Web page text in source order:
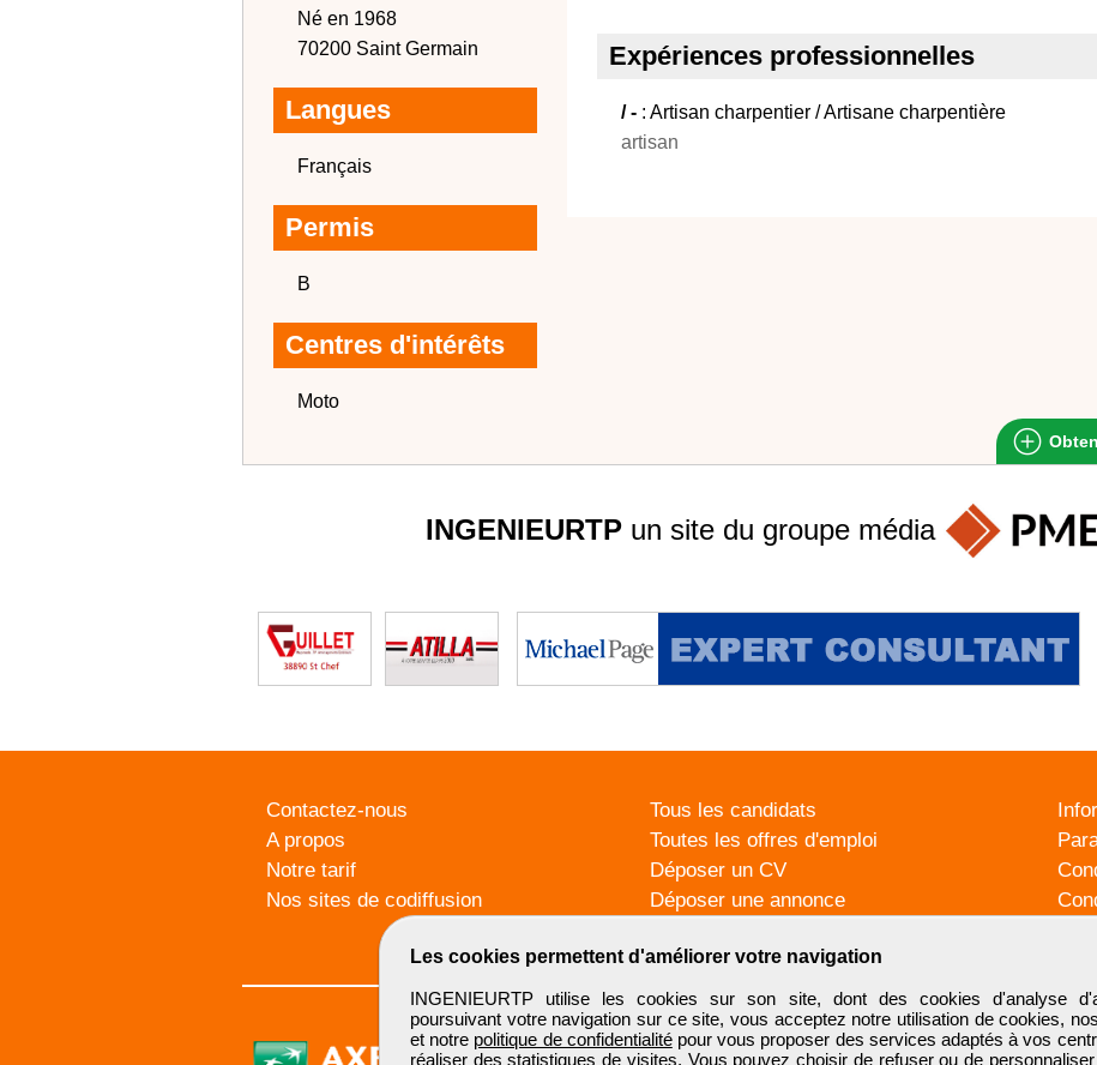
Né en 1968
70200 Saint Germain
Langues
Français
Permis
B
Centres d'intérêts
Moto
Expériences professionnelles
/ - : Artisan charpentier / Artisane charpentière
artisan
Les cookies permettent d'améliorer votre navigation
INGENIEURTP utilise les cookies sur son site, dont des cookies d'analyse
poursuivant votre navigation sur ce site, vous acceptez notre utilisation de cookies, nos
et notre politique de confidentialitépour vous proposer des services adaptés à vos
réaliser des statistiques de visites. Vous pouvez choisir de refuser ou de
INGENIEURTPun site du groupe média
Contactez-nous
A propos
Notre tarif
Nos sites de codiffusion
Tous les candidats
Toutes les offres d'emploi
Déposer un CV
Déposer une annonce